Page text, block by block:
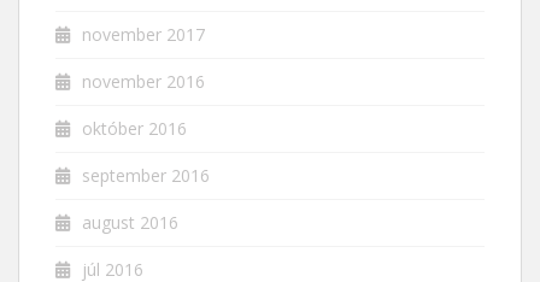
november 2017
november 2016
október 2016
september 2016
august 2016
júl 2016